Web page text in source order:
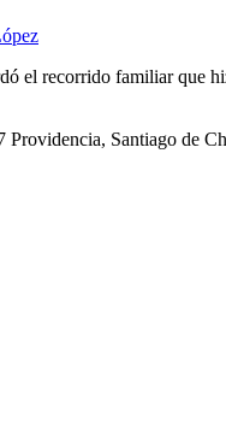
el recorrido familiar que
Providencia, Santiago de